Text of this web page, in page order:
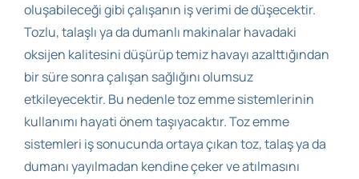
oluşabileceği gibi çalışanın iş verimi de düşecektir.
Tozlu, talaşlı ya da dumanlı makinalar havadaki
oksijen kalitesini düşürüp temiz havayı azalttığından
bir süre sonra çalışan sağlığını olumsuz
etkileyecektir. Bu nedenle toz emme sistemlerinin
kullanımı hayati önem taşıyacaktır. Toz emme
sistemleri iş sonucunda ortaya çıkan toz, talaş ya da
dumanı yayılmadan kendine çeker ve atılmasını